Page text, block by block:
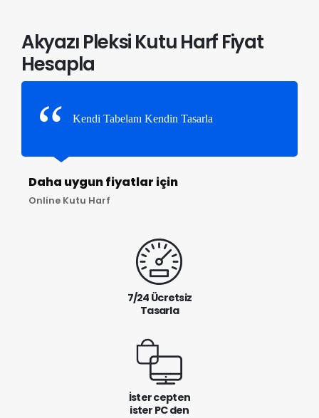
Akyazı Pleksi Kutu Harf Fiyat
Hesapla
Kendi Tabelanı Kendin Tasarla
Daha uygun fiyatlar için
Online Kutu Harf
7/24 Ücretsiz
Tasarla
İster cepten
ister PC den